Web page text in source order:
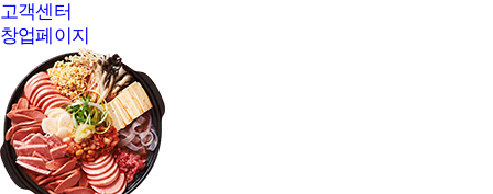
고객센터
창업페이지